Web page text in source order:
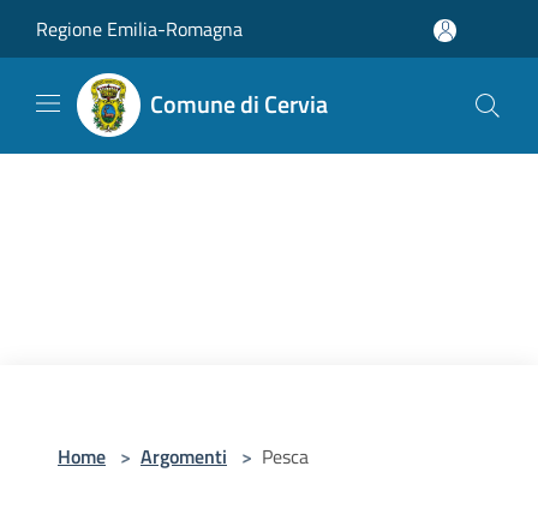
Regione Emilia-Romagna
Comune di Cervia
Home > Argomenti > Pesca